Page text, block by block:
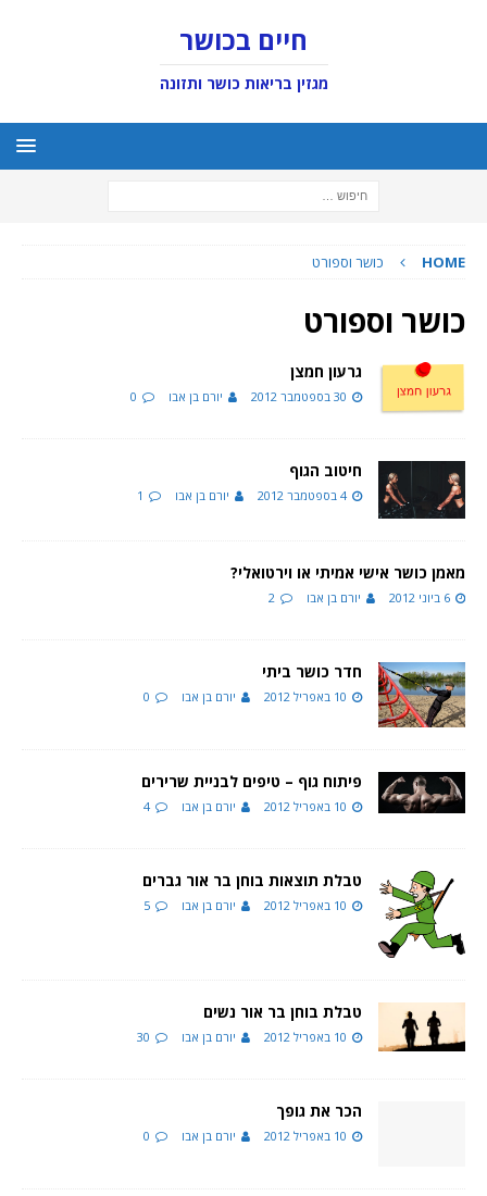
חיים בכושר
מגזין בריאות כושר ותזונה
HOME כושר וספורט
כושר וספורט
גרעון חמצן
30 בספטמבר 2012 יורם בן אבו 0
חיטוב הגוף
4 בספטמבר 2012 יורם בן אבו 1
מאמן כושר אישי אמיתי או וירטואלי?
6 ביוני 2012 יורם בן אבו 2
חדר כושר ביתי
10 באפריל 2012 יורם בן אבו 0
פיתוח גוף – טיפים לבניית שרירים
10 באפריל 2012 יורם בן אבו 4
טבלת תוצאות בוחן בר אור גברים
10 באפריל 2012 יורם בן אבו 5
טבלת בוחן בר אור נשים
10 באפריל 2012 יורם בן אבו 30
הכר את גופך
10 באפריל 2012 יורם בן אבו 0